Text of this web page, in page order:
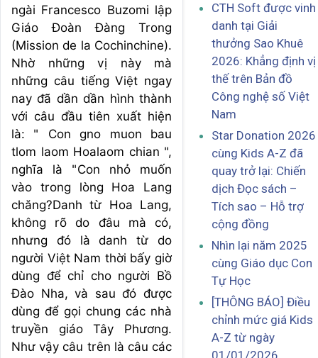
ngài Francesco Buzomi lập
Giáo Đoàn Đàng Trong
(Mission de la Cochinchine).
Nhờ những vị này mà
những câu tiếng Việt ngay
nay đã dần dần hình thành
với câu đầu tiên xuất hiện
là: " Con gno muon bau
tlom laom Hoalaom chian ",
nghĩa là "Con nhỏ muốn
vào trong lòng Hoa Lang
chăng?Danh từ Hoa Lang,
không rõ do đâu mà có,
nhưng đó là danh từ do
người Việt Nam thời bấy giờ
dùng để chỉ cho người Bồ
Đào Nha, và sau đó được
dùng để gọi chung các nhà
truyền giáo Tây Phương.
Như vậy câu trên là câu các
CTH Soft được vinh
danh tại Giải
thưởng Sao Khuê
2026: Khẳng định vị
thế trên Bản đồ
Công nghệ số Việt
Nam
Star Donation 2026
cùng Kids A-Z đã
quay trở lại: Chiến
dịch Đọc sách –
Tích sao – Hỗ trợ
cộng đồng
Nhìn lại năm 2025
cùng Giáo dục Con
Tự Học
[THÔNG BÁO] Điều
chỉnh mức giá Kids
A-Z từ ngày